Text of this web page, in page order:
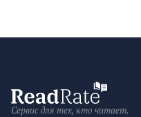
Сервис для тех, кто читает.